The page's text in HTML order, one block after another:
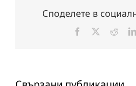
Споделете в
Facebook Reddit